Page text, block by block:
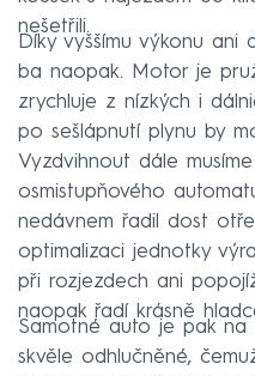
nešetřili.
Díky vyššímu výkonu ani
ba naopak. Motor je
zrychluje z nízkých i
po sešlápnutí plynu by
Vyzdvihnout dále
osmistupňového
nedávnem řadil dost
optimalizaci jednotky
při rozjezdech ani
naopak řadí krásně
Samotné auto je pak na
skvěle odhlučněné,